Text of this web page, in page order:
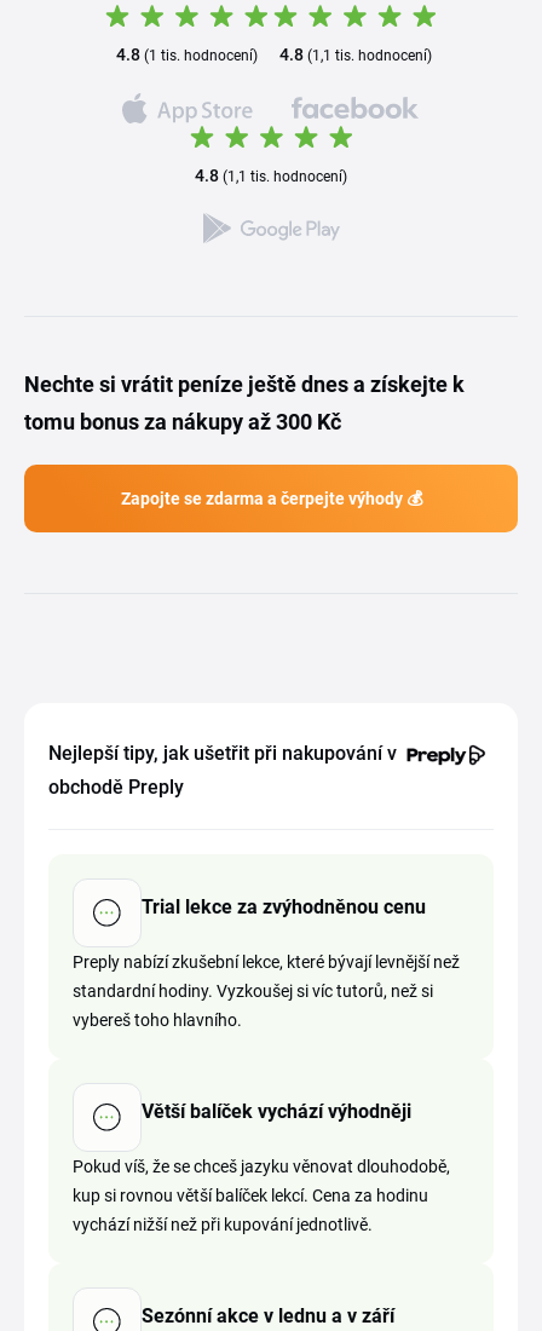
4.8 (1 tis. hodnocení) 4.8(1,1 tis. hodnocení)
4.8 (1,1 tis. hodnocení)
Nechte si vrátit peníze ještě dnes a získejte k
tomu bonus za nákupy až 300 Kč
Zapojte se zdarma a čerpejte výhody 💰
Nejlepší tipy, jak ušetřit při nakupování v
obchodě Preply
Trial lekce za zvýhodněnou cenu
Preply nabízí zkušební lekce, které bývají levnější než
standardní hodiny. Vyzkoušej si víc tutorů, než si
vybereš toho hlavního.
Větší balíček vychází výhodněji
Pokud víš, že se chceš jazyku věnovat dlouhodobě,
kup si rovnou větší balíček lekcí. Cena za hodinu
vychází nižší než při kupování jednotlivě.
Sezónní akce v lednu a v září